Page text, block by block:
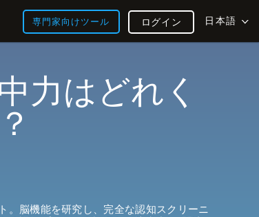
専門家向けツール 日本語
ログイン
力はどれく
。脳機能を研究し、完全な認知スクリーニ